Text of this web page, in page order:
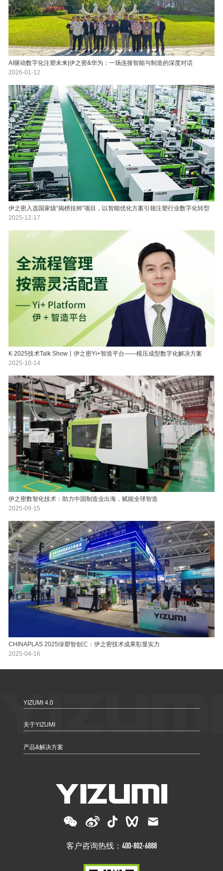
AI驱动数字化注塑未来|伊之密&华为：一场连接智能与制造的深度对话
2026-01-12
伊之密入选国家级“揭榜挂帅”项目，以智能优化方案引领注塑行业数字化转型
2025-12-17
K 2025技术Talk Show丨伊之密Yi+智造平台——模压成型数字化解决方案
2025-10-14
伊之密数智化技术：助力中国制造业出海，赋能全球智造
2025-09-15
CHINAPLAS 2025绿塑智创汇：伊之密技术成果彰显实力
2025-04-16
客户咨询热线：400-802-6888
YIZUMI 4.0
关于YIZUMI
产品&解决方案